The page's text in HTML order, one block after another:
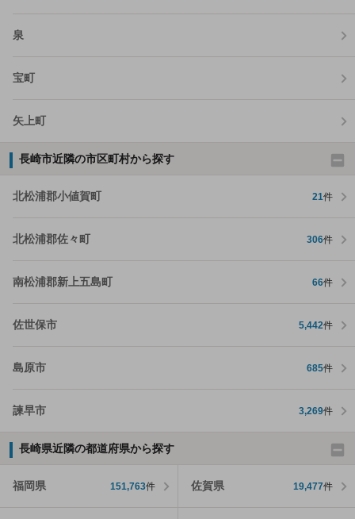
泉
宝町
矢上町
長崎市近隣の市区町村から探す
北松浦郡小値賀町 21件
北松浦郡佐々町 306件
南松浦郡新上五島町 66件
佐世保市 5,442件
島原市 685件
諫早市 3,269件
長崎県近隣の都道府県から探す
福岡県 151,763件 佐賀県 19,477件